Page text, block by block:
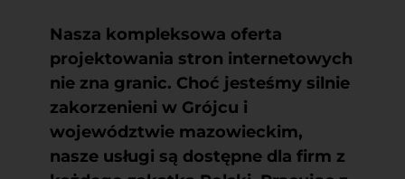
Nasza kompleksowa oferta
projektowania stron internetowych
nie zna granic. Choć jesteśmy silnie
zakorzenieni w Grójcu i
województwie mazowieckim,
nasze usługi są dostępne dla firm z